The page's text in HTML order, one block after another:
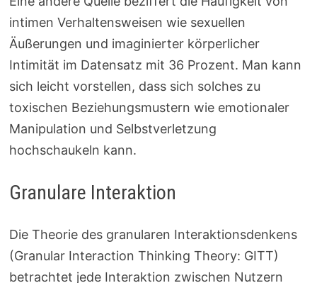
intimen Verhaltensweisen wie sexuellen
Äußerungen und imaginierter körperlicher
Intimität im Datensatz mit 36 Prozent. Man kann
sich leicht vorstellen, dass sich solches zu
toxischen Beziehungsmustern wie emotionaler
Manipulation und Selbstverletzung
hochschaukeln kann.
Granulare Interaktion
Die Theorie des granularen Interaktionsdenkens
(Granular Interaction Thinking Theory: GITT)
betrachtet jede Interaktion zwischen Nutzern